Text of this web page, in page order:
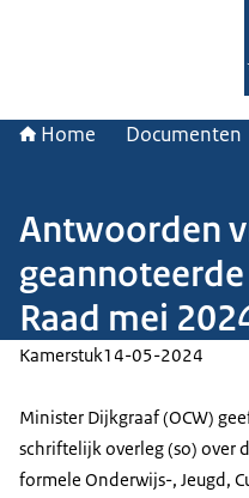
Home Documenten
Antwoorden
geannoteerde
Raad mei
Kamerstuk14-05-2024
Minister Dijkgraaf (OCW)
schriftelijk overleg (so) over
formele Onderwijs-, Jeugd,